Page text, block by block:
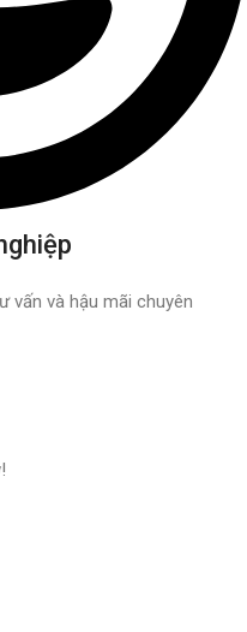
vấn và hậu mãi chuyên